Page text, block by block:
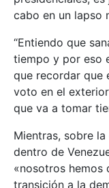
cabo en un lapso
“Entiendo que
tiempo y por eso
que recordar que
voto en el
que va a tomar
Mientras, sobre
dentro de
«nosotros hemos
transición a la